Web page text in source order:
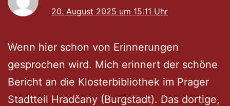
20. August 2025 um 15:11 Uhr
Wenn hier schon von Erinnerungen
gesprochen wird. Mich erinnert der schöne
Bericht an die Klosterbibliothek im Prager
Stadtteil Hradčany (Burgstadt). Das dortige,